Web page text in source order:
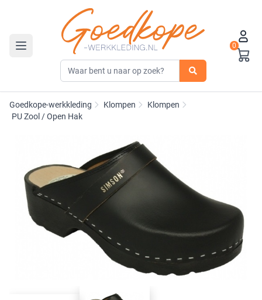
Toggle navigation
0
Goedkope-werkkleding Klompen
Klompen
PU Zool / Open Hak